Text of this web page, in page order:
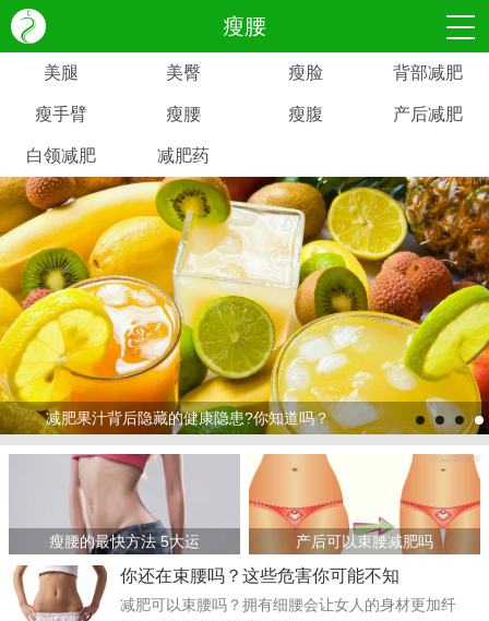
瘦腰
美腿 美臀 瘦脸 背部减肥
瘦手臂 瘦腰 瘦腹 产后减肥
白领减肥 减肥药
减肥果汁背后隐藏的健康隐患?你知道吗？
>
瘦腰的最快方法 5大运 产后可以束腰减肥吗
你还在束腰吗？这些危害你可能不知
减肥可以束腰吗？拥有细腰会让女人的身材更加纤